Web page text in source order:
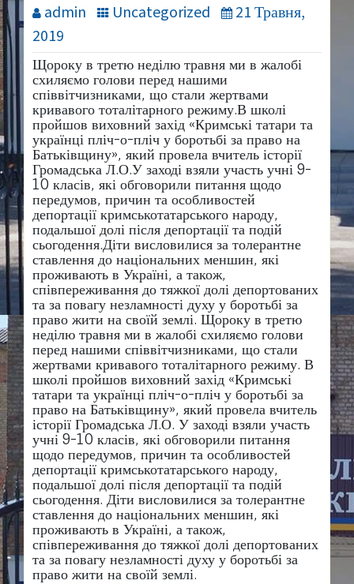
admin Uncategorized
21 Травня,
2019
Щороку в третю неділю травня ми в жалобі
схиляємо голови перед нашими
співвітчизниками, що стали жертвами
кривавого тоталітарного режиму.В школі
пройшов виховний захід «Кримські татари та
українці пліч-о-пліч у боротьбі за право на
Батьківщину», який провела вчитель історії
Громадська Л.О.У заході взяли участь учні 9-
10 класів, які обговорили питання щодо
передумов, причин та особливостей
депортації кримськотатарського народу,
подальшої долі після депортації та подій
сьогодення.Діти висловилися за толерантне
ставлення до національних меншин, які
проживають в Україні, а також,
співпереживання до тяжкої долі депортованих
та за повагу незламності духу у боротьбі за
право жити на своїй землі. Щороку в третю
неділю травня ми в жалобі схиляємо голови
перед нашими співвітчизниками, що стали
жертвами кривавого тоталітарного режиму. В
школі пройшов виховний захід «Кримські
татари та українці пліч-о-пліч у боротьбі за
право на Батьківщину», який провела вчитель
історії Громадська Л.О. У заході взяли участь
учні 9-10 класів, які обговорили питання
щодо передумов, причин та особливостей
депортації кримськотатарського народу,
подальшої долі після депортації та подій
сьогодення. Діти висловилися за толерантне
ставлення до національних меншин, які
проживають в Україні, а також,
співпереживання до тяжкої долі депортованих
та за повагу незламності духу у боротьбі за
право жити на своїй землі.